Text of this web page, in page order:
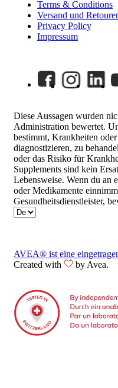
Terms & Conditions
Versand und
Privacy Policy
Impressum
Diese Aussagen wurden
Administration bewertet.
bestimmt, Krankheiten
diagnostizieren, zu
oder das Risiko für
Supplements sind kein
Lebensweise. Wenn du an
oder Medikamente
Gesundheitsdienstleister,
AVEA® ist eine
Created with
by Avea.